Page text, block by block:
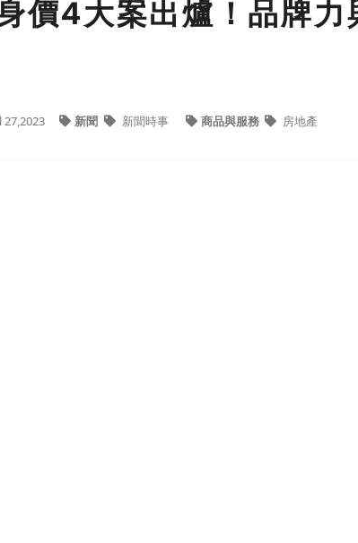
價4大案出爐！品牌力
27,2023 新聞 新聞時事 商品與服務 房地產